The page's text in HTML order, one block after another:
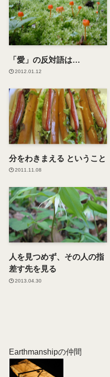
「愛」の反対語は…
2012.01.12
分をわきまえる ということ
2011.11.08
人を見つめず、その人の指
差す先を見る
2013.04.30
Earthmanshipの仲間